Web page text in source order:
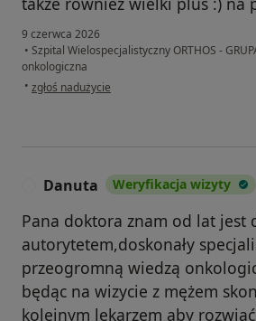
9 czerwca 2026
• Szpital Wielospecjalistyczny ORTHOS -
onkologiczna
• w opinii użytkownika Michał
zgłoś nadużycie
Danuta Weryfikacja wizyty
Pana doktora znam od lat jest
autorytetem,doskonały
przeogromną wiedzą
będąc na wizycie z mężem
kolejnym lekarzem aby